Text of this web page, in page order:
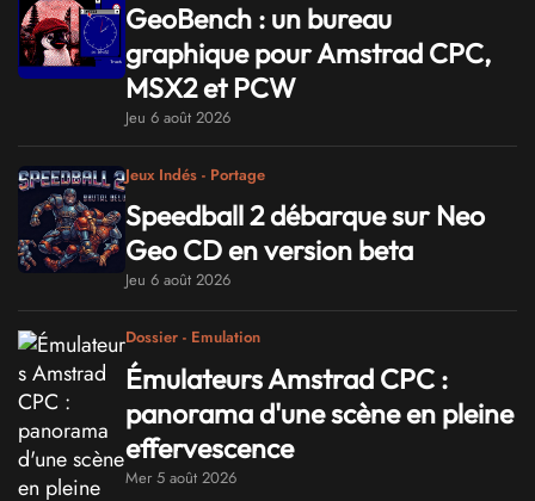
GeoBench : un bureau
graphique pour Amstrad CPC,
MSX2 et PCW
Jeu 6 août 2026
Jeux Indés - Portage
Speedball 2 débarque sur Neo
Geo CD en version beta
Jeu 6 août 2026
Dossier - Emulation
Émulateurs Amstrad CPC :
panorama d'une scène en pleine
effervescence
Mer 5 août 2026